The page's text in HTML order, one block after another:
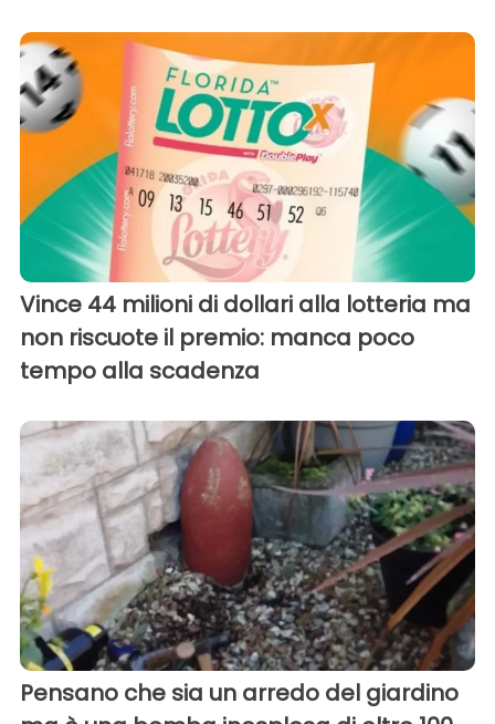
Vince 44 milioni di dollari alla lotteria ma
non riscuote il premio: manca poco
tempo alla scadenza
Pensano che sia un arredo del giardino